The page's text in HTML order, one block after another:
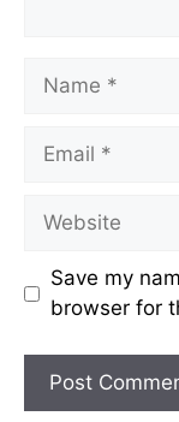
Name
Email
Website
Save my
browser for